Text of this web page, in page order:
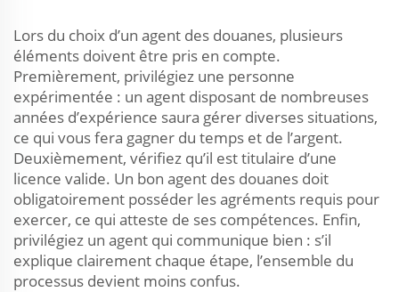
Lors du choix d’un agent des douanes, plusieurs
éléments doivent être pris en compte.
Premièrement, privilégiez une personne
expérimentée : un agent disposant de nombreuses
années d’expérience saura gérer diverses situations,
ce qui vous fera gagner du temps et de l’argent.
Deuxièmement, vérifiez qu’il est titulaire d’une
licence valide. Un bon agent des douanes doit
obligatoirement posséder les agréments requis pour
exercer, ce qui atteste de ses compétences. Enfin,
privilégiez un agent qui communique bien : s’il
explique clairement chaque étape, l’ensemble du
processus devient moins confus.